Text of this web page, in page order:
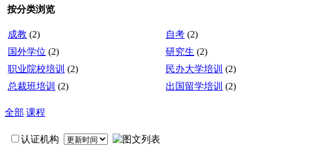
按分类浏览
成教 (2) 自考 (2)
国外学位 (2) 研究生 (2)
职业院校培训 (2) 民办大学培训 (2)
总裁班培训 (2) 出国留学培训 (2)
全部 课程
认证机构